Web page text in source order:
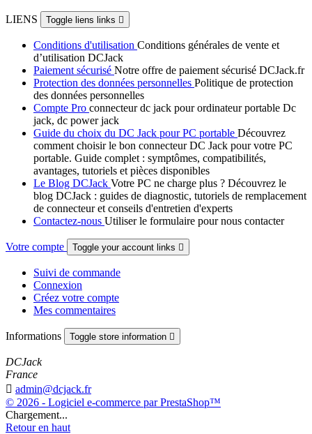
LIENS Toggle liens links 
Conditions d'utilisation Conditions générales de vente et
d’utilisation DCJack
Paiement sécurisé Notre offre de paiement sécurisé DCJack.fr
Protection des données personnelles Politique de protection
des données personnelles
Compte Pro connecteur dc jack pour ordinateur portable Dc
jack, dc power jack
Guide du choix du DC Jack pour PC portable Découvrez
comment choisir le bon connecteur DC Jack pour votre PC
portable. Guide complet : symptômes, compatibilités,
avantages, tutoriels et pièces disponibles
Le Blog DCJack Votre PC ne charge plus ? Découvrez le
blog DCJack : guides de diagnostic, tutoriels de remplacement
de connecteur et conseils d'entretien d'experts
Contactez-nous Utiliser le formulaire pour nous contacter
Votre compte Toggle your account links 
Suivi de commande
Connexion
Créez votre compte
Mes commentaires
Informations Toggle store information 
DCJack
France
 admin@dcjack.fr
© 2026 - Logiciel e-commerce par PrestaShop™
Chargement...
Retour en haut